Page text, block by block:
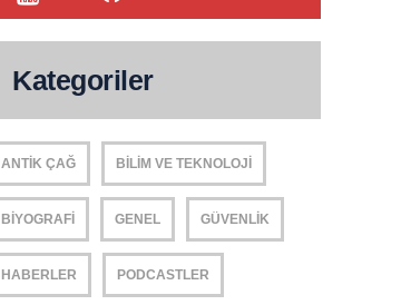
Kategoriler
ANTIK ÇAĞ BILIM VE TEKNOLOJI
BIYOGRAFI GENEL GÜVENLIK
HABERLER PODCASTLER